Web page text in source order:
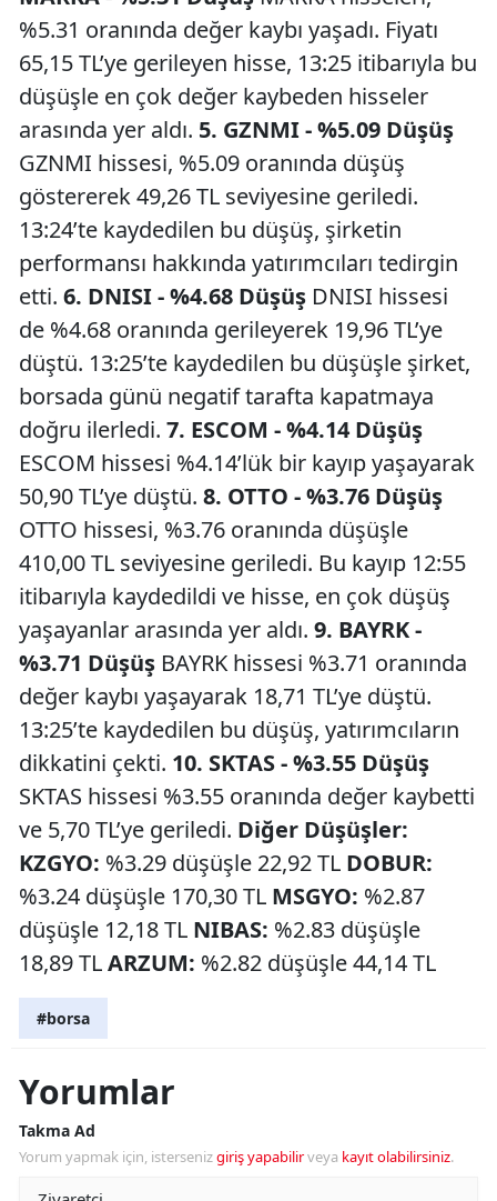
%5.31 oranında değer kaybı yaşadı. Fiyatı
65,15 TL’ye gerileyen hisse, 13:25 itibarıyla bu
düşüşle en çok değer kaybeden hisseler
arasında yer aldı. 5. GZNMI - %5.09 Düşüş
GZNMI hissesi, %5.09 oranında düşüş
göstererek 49,26 TL seviyesine geriledi.
13:24’te kaydedilen bu düşüş, şirketin
performansı hakkında yatırımcıları tedirgin
etti. 6. DNISI - %4.68 Düşüş DNISI hissesi
de %4.68 oranında gerileyerek 19,96 TL’ye
düştü. 13:25’te kaydedilen bu düşüşle şirket,
borsada günü negatif tarafta kapatmaya
doğru ilerledi. 7. ESCOM - %4.14 Düşüş
ESCOM hissesi %4.14’lük bir kayıp yaşayarak
50,90 TL’ye düştü. 8. OTTO - %3.76 Düşüş
OTTO hissesi, %3.76 oranında düşüşle
410,00 TL seviyesine geriledi. Bu kayıp 12:55
itibarıyla kaydedildi ve hisse, en çok düşüş
yaşayanlar arasında yer aldı. 9. BAYRK -
%3.71 Düşüş BAYRK hissesi %3.71 oranında
değer kaybı yaşayarak 18,71 TL’ye düştü.
13:25’te kaydedilen bu düşüş, yatırımcıların
dikkatini çekti. 10. SKTAS - %3.55 Düşüş
SKTAS hissesi %3.55 oranında değer kaybetti
ve 5,70 TL’ye geriledi. Diğer Düşüşler:
KZGYO: %3.29 düşüşle 22,92 TL DOBUR:
%3.24 düşüşle 170,30 TL MSGYO: %2.87
düşüşle 12,18 TL NIBAS: %2.83 düşüşle
18,89 TLARZUM: %2.82 düşüşle 44,14 TL
#borsa
Yorumlar
Takma Ad
Yorum yapmak için, istersenizgiriş yapabilirveya kayıt olabilirsiniz.